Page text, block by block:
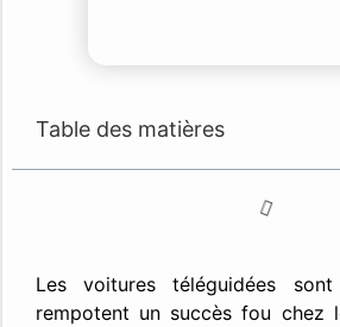
Table des matières
Les voitures téléguidées
rempotent un succès fou chez